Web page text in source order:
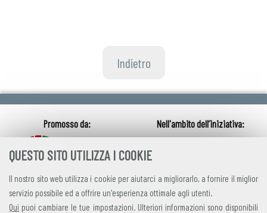
QUESTO SITO UTILIZZA I COOKIE
Il nostro sito web utilizza i cookie per aiutarci a migliorarlo, a fornire il miglior
servizio possibile ed a offrire un'esperienza ottimale agli utenti.
Qui puoi cambiare le tue impostazioni. Ulteriori informazioni sono disponibili
Indietro